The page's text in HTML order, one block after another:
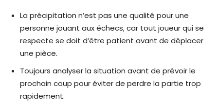
La précipitation n’est pas une qualité pour une
personne jouant aux échecs, car tout joueur qui se
respecte se doit d’être patient avant de déplacer
une pièce.
Toujours analyser la situation avant de prévoir le
prochain coup pour éviter de perdre la partie trop
rapidement.